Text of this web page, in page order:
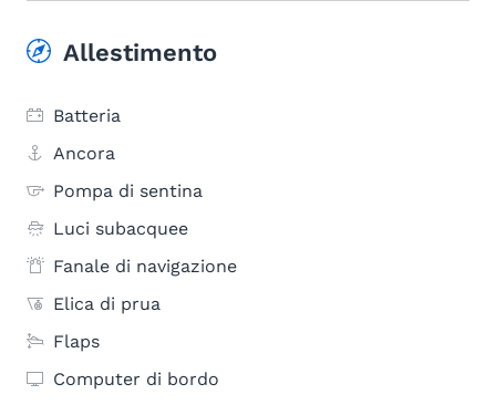
Allestimento
Batteria
Ancora
Pompa di sentina
Luci subacquee
Fanale di navigazione
Elica di prua
Flaps
Computer di bordo